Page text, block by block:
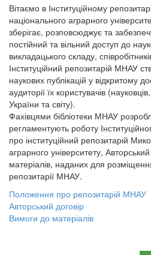
Вітаємо в Інституційному
національного аграрного
зберігає, розповсюджує та
постійний та вільний доступ до
викладацького складу,
Інституційний репозитарій МНАУ
наукових публікацій у відкритому
аудиторії їх користувачів
України та світу).
Фахівцями бібліотеки МНАУ
регламентують роботу
про інституційний репозитарій
аграрного університету,
матеріалів, наданих для
репозитарії МНАУ.
Положення про репозитарій МНАУ
Авторський договір
Вимоги до матеріалів